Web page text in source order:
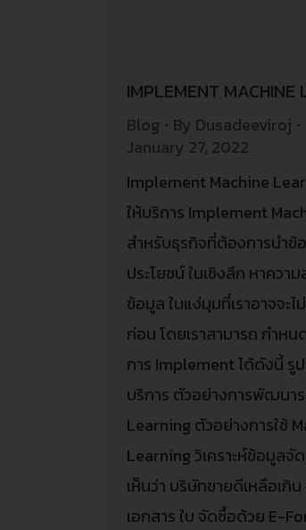
IMPLEMENT MACHINE
Blog By Dusadeeviroj
January 27, 2022
Implement Machine
ให้บริการ Implement
สำหรับธุรกิจที่ต้องการนำข้
ประโยชน์ ในเชิงลึก หาควา
ข้อมูล ในแง่มุมที่เราอาจจะไ
ก่อน โดยเราสามารถ กำห
การ Implement ได้ดังนี้ รู
บริการ ตัวอย่างการพัฒนา
Learning ตัวอย่างการใช้
Learning วิเคราะห์ข้อมูลจั
เห็นว่า บริษัทขายดีเหลือเกิ
เอกสาร ใบ จัดซื้อด้วย E-